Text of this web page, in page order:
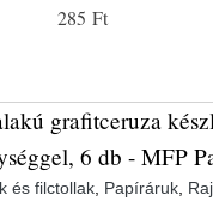
285 Ft
grafitceruza
6 db - MFP
és filctollak Papíráruk